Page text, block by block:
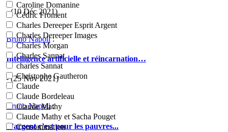
Caroline Domanine
Cédric Froment
Charles Dereeper Esprit Argent
Charles Dereeper Images
Charles Morgan
Charles Sannat
charles Sannat
Christophe Gautheron
Claude
Claude Bordeleau
Claude Mathy
Claude Mathy et Sacha Pouget
Consommation
- (10 Déc 2021)
Bruno Napoli:
Intelligence artificielle et réincarnation…
- (25 Nov 2021)
Bruno Napoli:
L’argent c’est pour les pauvres...